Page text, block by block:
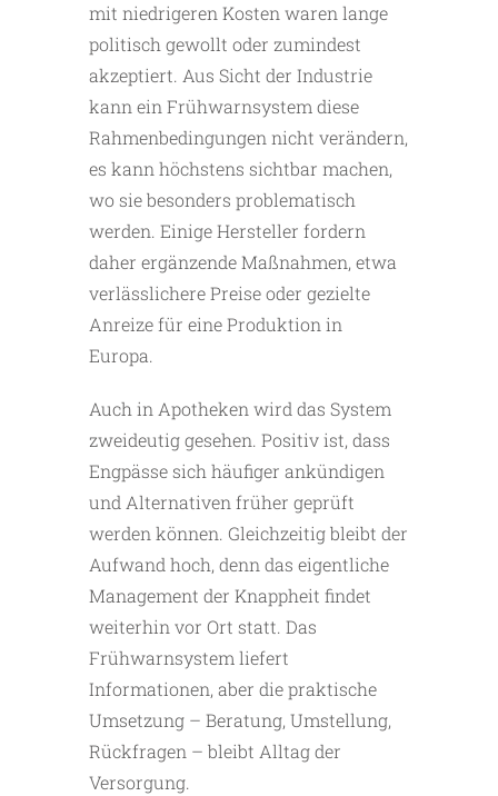
mit niedrigeren Kosten waren lange
politisch gewollt oder zumindest
akzeptiert. Aus Sicht der Industrie
kann ein Frühwarnsystem diese
Rahmenbedingungen nicht verändern,
es kann höchstens sichtbar machen,
wo sie besonders problematisch
werden. Einige Hersteller fordern
daher ergänzende Maßnahmen, etwa
verlässlichere Preise oder gezielte
Anreize für eine Produktion in
Europa.
Auch in Apotheken wird das System
zweideutig gesehen. Positiv ist, dass
Engpässe sich häufiger ankündigen
und Alternativen früher geprüft
werden können. Gleichzeitig bleibt der
Aufwand hoch, denn das eigentliche
Management der Knappheit findet
weiterhin vor Ort statt. Das
Frühwarnsystem liefert
Informationen, aber die praktische
Umsetzung – Beratung, Umstellung,
Rückfragen – bleibt Alltag der
Versorgung.